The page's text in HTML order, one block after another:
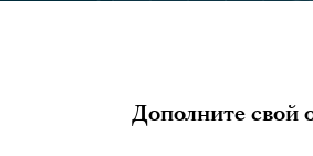
Дополните свой